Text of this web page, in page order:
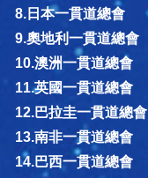
8.日本一貫道總會
9.奧地利一貫道總會
10.澳洲一貫道總會
11.英國一貫道總會
12.巴拉圭一貫道總會
13.南非一貫道總會
14.巴西一貫道總會